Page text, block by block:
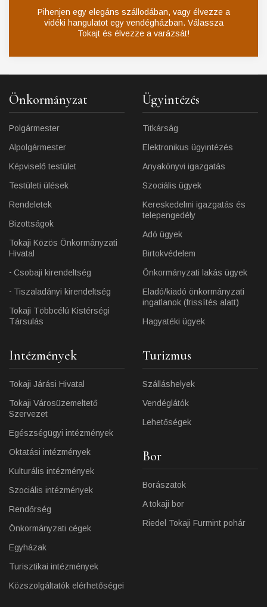
Pihenjen egy elegáns szállodában, vagy élvezze a
vidéki hangulatot egy vendégházban. Válassza
Tokajt és élvezze a varázsát!
Önkormányzat
Polgármester
Alpolgármester
Képviselő testület
Testületi ülések
Rendeletek
Bizottságok
Tokaji Közös Önkormányzati
Hivatal
Csobaji kirendeltség
Tiszaladányi kirendeltség
Tokaji Többcélú Kistérségi
Társulás
Ügyintézés
Titkárság
Elektronikus ügyintézés
Anyakönyvi igazgatás
Szociális ügyek
Kereskedelmi igazgatás és
telepengedély
Adó ügyek
Birtokvédelem
Önkormányzati lakás ügyek
Eladó/kiadó önkormányzati
ingatlanok (frissítés alatt)
Hagyatéki ügyek
Intézmények
Tokaji Járási Hivatal
Tokaji Városüzemeltető
Szervezet
Egészségügyi intézmények
Oktatási intézmények
Kulturális intézmények
Szociális intézmények
Rendőrség
Önkormányzati cégek
Egyházak
Turisztikai intézmények
Közszolgáltatók elérhetőségei
Turizmus
Szálláshelyek
Vendéglátók
Lehetőségek
Bor
Borászatok
A tokaji bor
Riedel Tokaji Furmint pohár